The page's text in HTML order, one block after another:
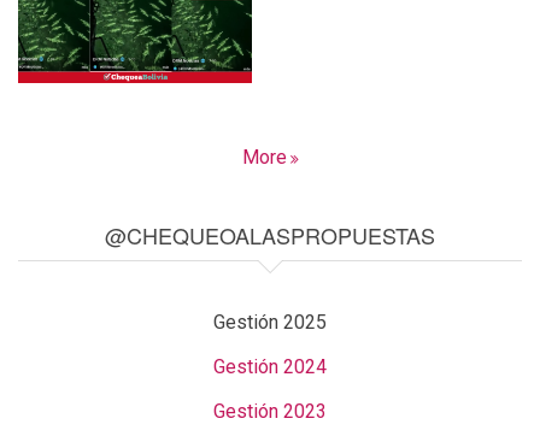
More
@CHEQUEOALASPROPUESTAS
Gestión 2025
Gestión 2024
Gestión 2023